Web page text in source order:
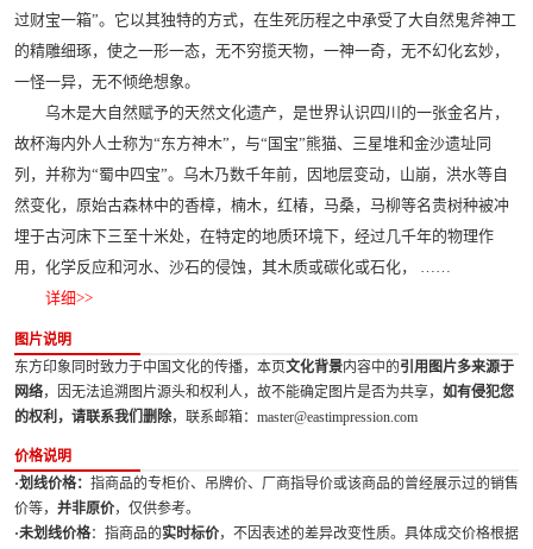
过财宝一箱”。它以其独特的方式，在生死历程之中承受了大自然鬼斧神工
的精雕细琢，使之一形一态，无不穷揽天物，一神一奇，无不幻化玄妙，
一怪一异，无不倾绝想象。
乌木是大自然赋予的天然文化遗产，是世界认识四川的一张金名片，
故杯海内外人士称为“东方神木”，与“国宝”熊猫、三星堆和金沙遗址同
列，并称为“蜀中四宝”。乌木乃数千年前，因地层变动，山崩，洪水等自
然变化，原始古森林中的香樟，楠木，红椿，马桑，马柳等名贵树种被冲
埋于古河床下三至十米处，在特定的地质环境下，经过几千年的物理作
用，化学反应和河水、沙石的侵蚀，其木质或碳化或石化， ……
详细>>
图片说明
东方印象同时致力于中国文化的传播，本页文化背景内容中的引用图片多来源于
网络，因无法追溯图片源头和权利人，故不能确定图片是否为共享， 如有侵犯您
的权利，请联系我们删除，联系邮箱：master@eastimpression.com
价格说明
·划线价格： 指商品的专柜价、吊牌价、厂商指导价或该商品的曾经展示过的销售
价等， 并非原价，仅供参考。
·未划线价格：指商品的实时标价，不因表述的差异改变性质。具体成交价格根据